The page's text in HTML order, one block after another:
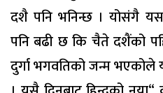
दशै पनि भनिन्छ । योसंगै
पनि बढी छ कि चैते दशैंको
दुर्गा भगवतिको जन्म